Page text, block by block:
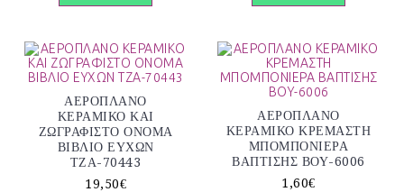
ΑΕΡΟΠΛΑΝΟ
ΚΕΡΑΜΙΚΟ ΚΑΙ
ΖΩΓΡΑΦΙΣΤΟ ΟΝΟΜΑ
ΒΙΒΛΙΟ ΕΥΧΩΝ
ΤΖΑ-70443
19,50€
ΑΕΡΟΠΛΑΝΟ
ΚΕΡΑΜΙΚΟ ΚΡΕΜΑΣΤΗ
ΜΠΟΜΠΟΝΙΕΡΑ
ΒΑΠΤΙΣΗΣ ΒΟΥ-6006
1,60€